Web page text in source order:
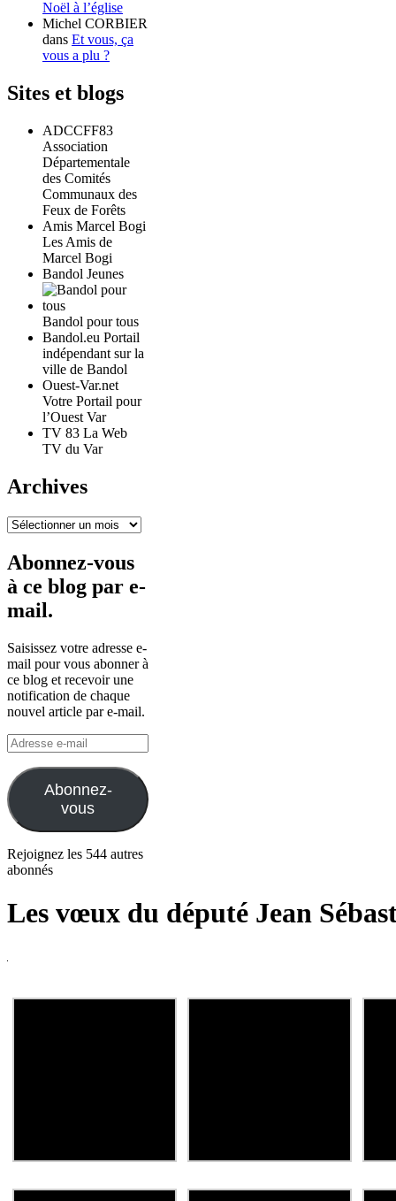
Noël à l’église
Michel CORBIER
dans Et vous, ça
vous a plu ?
Sites et blogs
ADCCFF83
Association
Départementale
des Comités
Communaux des
Feux de Forêts
Amis Marcel Bogi
Les Amis de
Marcel Bogi
Bandol Jeunes
Bandol pour tous
Bandol.eu Portail
indépendant sur la
ville de Bandol
Ouest-Var.net
Votre Portail pour
l’Ouest Var
TV 83 La Web
TV du Var
Archives
Archives
Abonnez-vous
à ce blog par e-
mail.
Saisissez votre adresse e-
mail pour vous abonner à
ce blog et recevoir une
notification de chaque
nouvel article par e-mail.
Adresse
e-
mail
Abonnez-
vous
Rejoignez les 544 autres
abonnés
Les vœux du député Jean